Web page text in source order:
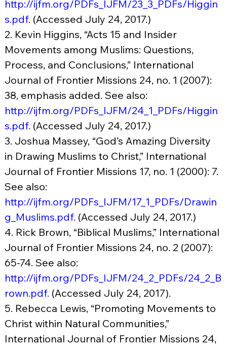
http://ijfm.org/PDFs_IJFM/23_3_PDFs/Higgin
s.pdf. (Accessed July 24, 2017.)
2. Kevin Higgins, “Acts 15 and Insider
Movements among Muslims: Questions,
Process, and Conclusions,” International
Journal of Frontier Missions 24, no. 1 (2007):
38, emphasis added. See also:
http://ijfm.org/PDFs_IJFM/24_1_PDFs/Higgin
s.pdf. (Accessed July 24, 2017.)
3. Joshua Massey, “God’s Amazing Diversity
in Drawing Muslims to Christ,” International
Journal of Frontier Missions 17, no. 1 (2000): 7.
See also:
http://ijfm.org/PDFs_IJFM/17_1_PDFs/Drawin
g_Muslims.pdf. (Accessed July 24, 2017.)
4. Rick Brown, “Biblical Muslims,” International
Journal of Frontier Missions 24, no. 2 (2007):
65-74. See also:
http://ijfm.org/PDFs_IJFM/24_2_PDFs/24_2_B
rown.pdf. (Accessed July 24, 2017).
5. Rebecca Lewis, “Promoting Movements to
Christ within Natural Communities,”
International Journal of Frontier Missions 24,